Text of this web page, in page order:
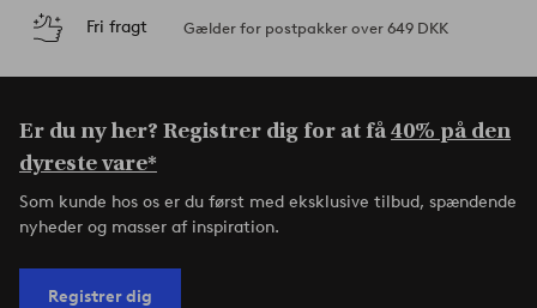
Fri fragt Gælder for postpakker over 649 DKK
Er du ny her? Registrer dig for at få40% på den
dyreste vare*
Som kunde hos os er du først med eksklusive tilbud, spændende
nyheder og masser af inspiration.
Registrer dig